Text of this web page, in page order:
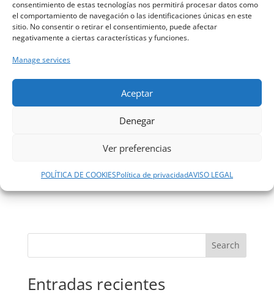
consentimiento de estas tecnologías nos permitirá procesar datos como
el comportamiento de navegación o las identificaciones únicas en este
sitio. No consentir o retirar el consentimiento, puede afectar
negativamente a ciertas características y funciones.
Manage services
Aceptar
Denegar
Ver preferencias
POLÍTICA DE COOKIESPolítica de privacidadAVISO LEGAL
Save my name, email, and website in this
browser for the next time I comment.
Search
Entradas recientes